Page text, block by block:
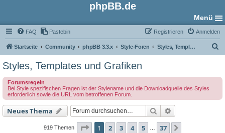
phpBB.de
Menü
FAQ Pastebin Anmelden
Registrieren
Startseite Community phpBB 3.3.x Style-Foren Styles, Templates und Grafiken
Styles, Templates und Grafiken
Forumsregeln
Bei Style spezifischen Fragen ist der Stylename und die Downloadquelle des Styles
erforderlich sowie die URL vom betroffenen Forum.
Neues Thema Suche
919 Themen Seite 1von 37
1 2 3 4 5 37